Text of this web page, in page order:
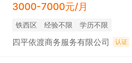
3000-7000元/月
铁西区 经验不限 学历不限
四平依渡商务服务有限公司 认证